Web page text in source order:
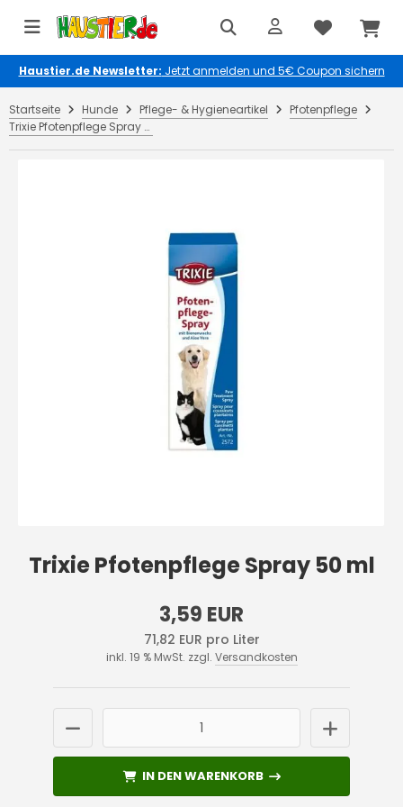
Haustier.de Newsletter: Jetzt anmelden und 5€ Coupon sichern
Startseite Hunde Pflege- & Hygieneartikel
Pfotenpflege
Trixie Pfotenpflege Spray 50 ml
Trixie Pfotenpflege Spray 50 ml
3,59 EUR
71,82 EUR pro Liter
inkl. 19 % MwSt. zzgl. Versandkosten
IN DEN WARENKORB
IN DEN WARENKORB